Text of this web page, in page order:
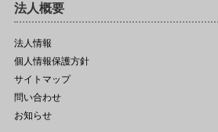
法人概要
法人情報
個人情報保護方針
サイトマップ
問い合わせ
お知らせ